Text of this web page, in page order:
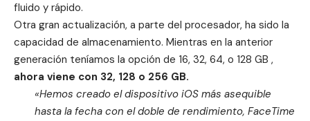
fluido y rápido.
Otra gran actualización, a parte del procesador, ha sido la
capacidad de almacenamiento. Mientras en la anterior
generación teníamos la opción de 16, 32, 64, o 128 GB ,
ahora viene con 32, 128 o 256 GB.
«Hemos creado el dispositivo iOS más asequible
hasta la fecha con el doble de rendimiento, FaceTime